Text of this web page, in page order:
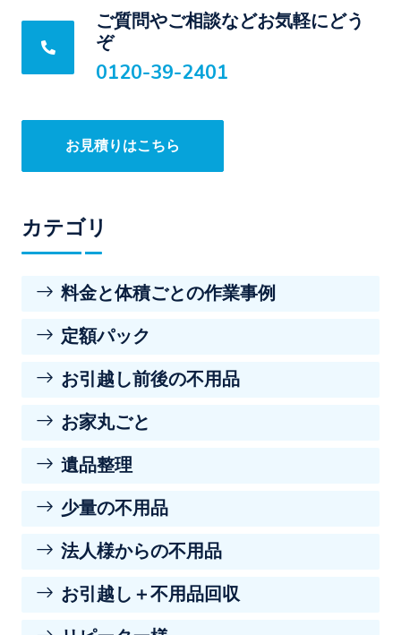
ご質問やご相談などお気軽にどう
ぞ
0120-39-2401
お見積りはこちら
カテゴリ
料金と体積ごとの作業事例
定額パック
お引越し前後の不用品
お家丸ごと
遺品整理
少量の不用品
法人様からの不用品
お引越し＋不用品回収